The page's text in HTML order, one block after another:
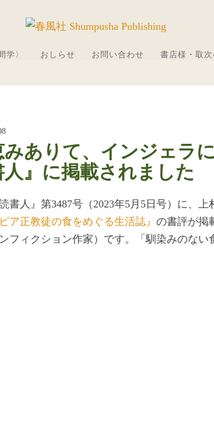
学〉 おしらせ お問い合わせ 書店様・取次
みありて、インジェラ
人』に掲載されました
読書人』第3487号（2023年5月5日号）に、上
ア正教徒の食をめぐる生活誌』の書評が掲
フィクション作家）です。「馴染みのない